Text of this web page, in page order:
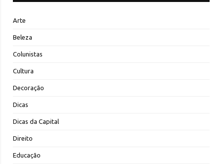
Arte
Beleza
Colunistas
Cultura
Decoração
Dicas
Dicas da Capital
Direito
Educação